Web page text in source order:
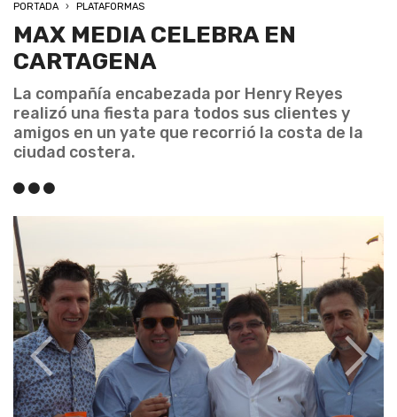
PORTADA PLATAFORMAS
MAX MEDIA CELEBRA EN
CARTAGENA
La compañía encabezada por Henry Reyes
realizó una fiesta para todos sus clientes y
amigos en un yate que recorrió la costa de la
ciudad costera.